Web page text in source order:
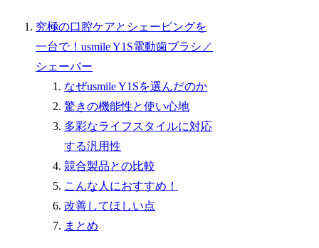
究極の口腔ケアとシェービングを
一台で！usmile Y1S電動歯ブラシ／
シェーバー
なぜusmile Y1Sを選んだのか
驚きの機能性と使い心地
多彩なライフスタイルに対応
する汎用性
競合製品との比較
こんな人におすすめ！
改善してほしい点
まとめ